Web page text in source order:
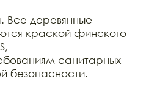
деревянные
краской финского
санитарных
безопасности.